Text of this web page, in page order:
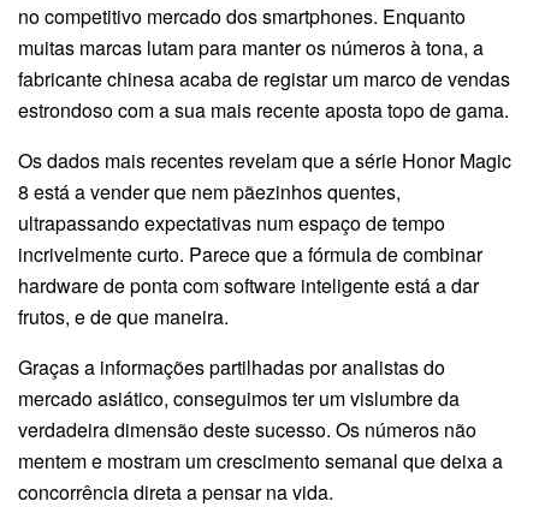
no competitivo mercado dos smartphones. Enquanto
muitas marcas lutam para manter os números à tona, a
fabricante chinesa acaba de registar um marco de vendas
estrondoso com a sua mais recente aposta topo de gama.
Os dados mais recentes revelam que a série Honor Magic
8 está a vender que nem pãezinhos quentes,
ultrapassando expectativas num espaço de tempo
incrivelmente curto. Parece que a fórmula de combinar
hardware de ponta com software inteligente está a dar
frutos, e de que maneira.
Graças a informações partilhadas por analistas do
mercado asiático, conseguimos ter um vislumbre da
verdadeira dimensão deste sucesso. Os números não
mentem e mostram um crescimento semanal que deixa a
concorrência direta a pensar na vida.